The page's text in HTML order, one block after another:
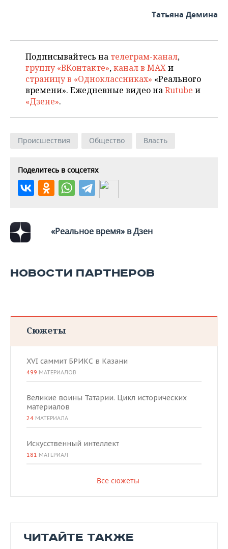
Татьяна Демина
Подписывайтесь на телеграм-канал,
группу «ВКонтакте»,канал в MAXи
страницу в «Одноклассниках» «Реального
времени». Ежедневные видео наRutube и
«Дзене».
Происшествия Общество Власть
Поделитесь в соцсетях
«Реальное время» в Дзен
НОВОСТИ ПАРТНЕРОВ
Сюжеты
XVI саммит БРИКС в Казани
499 МАТЕРИАЛОВ
Великие воины Татарии. Цикл исторических
материалов
24 МАТЕРИАЛА
Искусственный интеллект
181 МАТЕРИАЛ
Все сюжеты
ЧИТАЙТЕ ТАКЖЕ